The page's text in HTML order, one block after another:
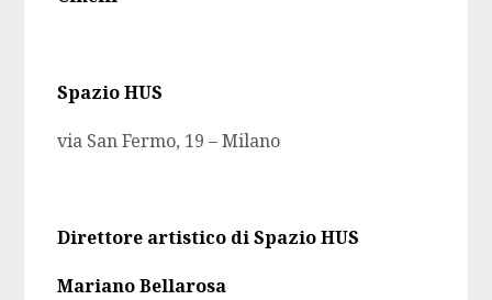
Spazio HUS
via San Fermo, 19 – Milano
Direttore artistico di Spazio HUS
Mariano Bellarosa